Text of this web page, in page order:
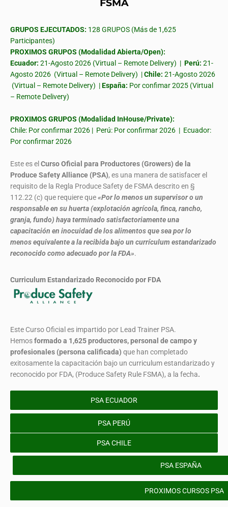
FSMA
GRUPOS EJECUTADOS: 128 GRUPOS (Más de 1,625
Participantes)
PROXIMOS GRUPOS (Modalidad Abierta/Open):
Ecuador: 21-Agosto 2026 (Virtual – Remote Delivery) | Perú: 21-
Agosto 2026 (Virtual – Remote Delivery) |Chile: 21-Agosto 2026
(Virtual – Remote Delivery) |España: Por confimar 2025 (Virtual
– Remote Delivery)
PROXIMOS GRUPOS (Modalidad InHouse/Private):
Chile: Por confirmar 2026 | Perú: Por confirmar 2026 | Ecuador:
Por confirmar 2026
Este es el Curso Oficial para Productores (Growers) de la
Produce Safety Alliance (PSA), es una manera de satisfacer el
requisito de la Regla Produce Safety de FSMA descrito en §
112.22 (c) que requiere que«Por lo menos un supervisor o un
responsable en su huerta (explotación agrícola, finca, rancho,
granja, fundo) haya terminado satisfactoriamente una
capacitación en inocuidad de los alimentos que sea por lo
menos equivalente a la recibida bajo un currículum estandarizado
reconocido como adecuado por la FDA».
Curriculum Estandarizado Reconocido por FDA
Este Curso Oficial es impartido por Lead Trainer PSA.
Hemosformadoa 1,625 productores, personal de campo y
profesionales (persona calificada) que han completado
exitosamente la capacitación bajo un curriculum estandarizado y
reconocido por FDA, (Produce Safety Rule FSMA), a la fecha.
PSA ECUADOR
PSA PERÚ
PSA CHILE
PSA ESPAÑA
PROXIMOS CURSOS PSA